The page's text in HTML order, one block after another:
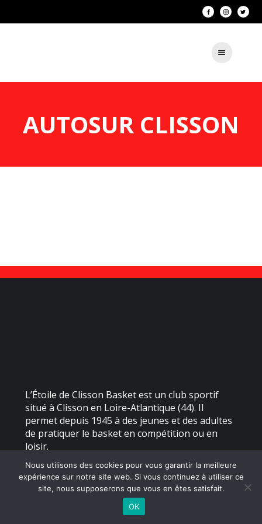
AUTOSUR CLISSON
L’Étoile de Clisson Basket est un club sportif
situé à Clisson en Loire-Atlantique (44). Il
permet depuis 1945 à des jeunes et des adultes
de pratiquer le basket en compétition ou en
loisir.
2026 - Étoile de Clisson Basket | Site internet réalisé par
MENTIONS LÉGALES
Nous utilisons des cookies pour vous garantir la meilleure
expérience sur notre site web. Si vous continuez à utiliser ce
site, nous supposerons que vous en êtes satisfait.
OK